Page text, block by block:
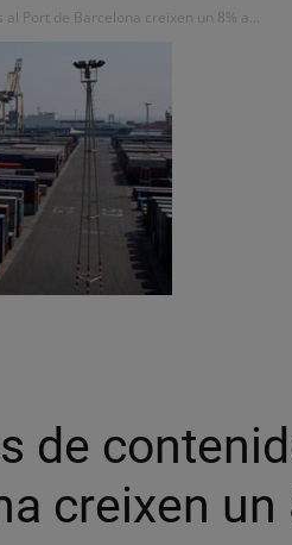
Port de Barcelona creixen un 8% a...
de
creixen un